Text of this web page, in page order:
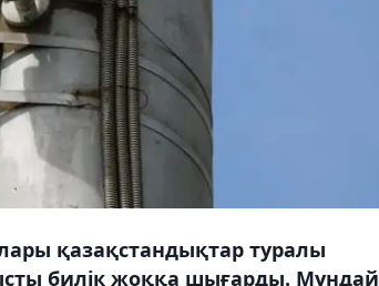
қазақстандықтар туралы
билік жоққа шығарды. Мұндай